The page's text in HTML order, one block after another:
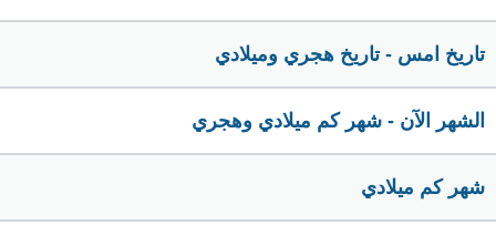
تاريخ امس - تاريخ هجري وميلادي
الشهر الآن - شهر كم ميلادي وهجري
شهر كم ميلادي